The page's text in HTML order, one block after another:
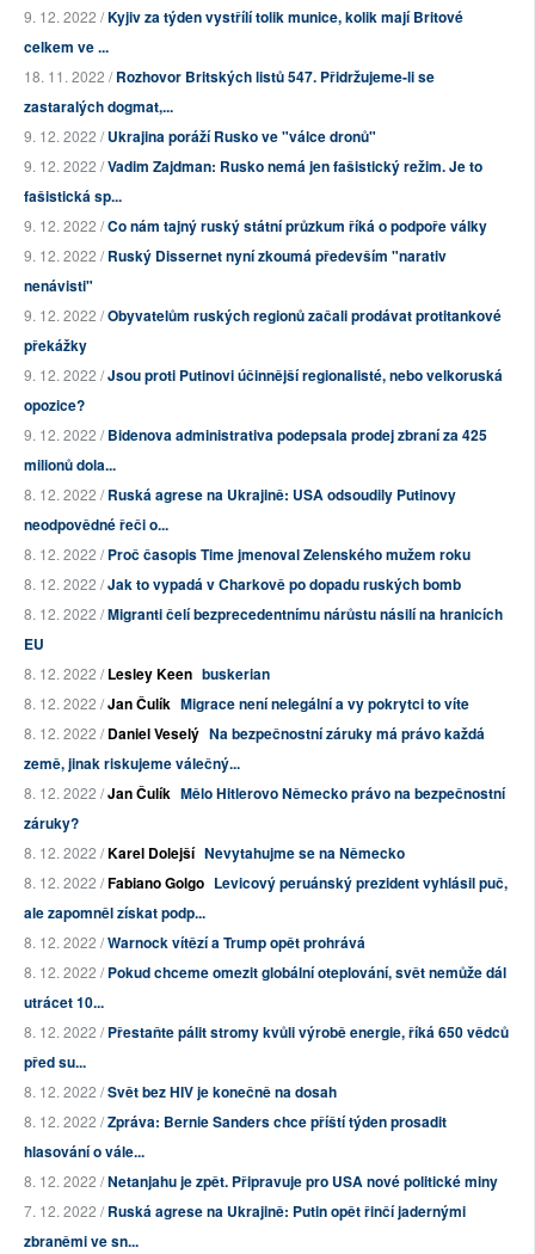
9. 12. 2022 /Kyjiv za týden vystřílí tolik munice, kolik mají Britové
celkem ve ...
18. 11. 2022 /Rozhovor Britských listů 547. Přidržujeme-li se
zastaralých dogmat,...
9. 12. 2022 /Ukrajina poráží Rusko ve "válce dronů"
9. 12. 2022 /Vadim Zajdman: Rusko nemá jen fašistický režim. Je to
fašistická sp...
9. 12. 2022 /Co nám tajný ruský státní průzkum říká o podpoře války
9. 12. 2022 /Ruský Dissernet nyní zkoumá především "narativ
nenávisti"
9. 12. 2022 /Obyvatelům ruských regionů začali prodávat protitankové
překážky
9. 12. 2022 /Jsou proti Putinovi účinnější regionalisté, nebo velkoruská
opozice?
9. 12. 2022 /Bidenova administrativa podepsala prodej zbraní za 425
milionů dola...
8. 12. 2022 /Ruská agrese na Ukrajině: USA odsoudily Putinovy
neodpovědné řeči o...
8. 12. 2022 /Proč časopis Time jmenoval Zelenského mužem roku
8. 12. 2022 /Jak to vypadá v Charkově po dopadu ruských bomb
8. 12. 2022 /Migranti čelí bezprecedentnímu nárůstu násilí na hranicích
EU
8. 12. 2022 /Lesley Keen buskerian
8. 12. 2022 /Jan Čulík Migrace není nelegální a vy pokrytci to víte
8. 12. 2022 /Daniel Veselý Na bezpečnostní záruky má právo každá
země, jinak riskujeme válečný...
8. 12. 2022 /Jan Čulík Mělo Hitlerovo Německo právo na bezpečnostní
záruky?
8. 12. 2022 /Karel Dolejší Nevytahujme se na Německo
8. 12. 2022 /Fabiano Golgo Levicový peruánský prezident vyhlásil puč,
ale zapomněl získat podp...
8. 12. 2022 /Warnock vítězí a Trump opět prohrává
8. 12. 2022 /Pokud chceme omezit globální oteplování, svět nemůže dál
utrácet 10...
8. 12. 2022 /Přestaňte pálit stromy kvůli výrobě energie, říká 650 vědců
před su...
8. 12. 2022 /Svět bez HIV je konečně na dosah
8. 12. 2022 /Zpráva: Bernie Sanders chce příští týden prosadit
hlasování o vále...
8. 12. 2022 /Netanjahu je zpět. Připravuje pro USA nové politické miny
7. 12. 2022 /Ruská agrese na Ukrajině: Putin opět řinčí jadernými
zbraněmi ve sn...